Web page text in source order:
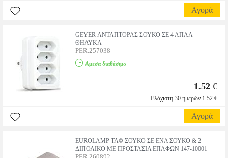
Αγορά
GEYER ΑΝΤΑΠΤΟΡΑΣ ΣΟΥΚΟ ΣΕ 4 ΑΠΛΑ
ΘΗΛΥΚΑ
PER.257038
Αμεσα διαθέσιμο
1.52 €
Ελάχιστη 30 ημερών 1.52 €
Αγορά
EUROLAMP ΤΑΦ ΣΟΥΚΟ ΣE ΕΝΑ ΣΟΥΚΟ & 2
ΔΙΠΟΛΙΚΟ ΜΕ ΠΡΟΣΤΑΣΙΑ ΕΠΑΦΩΝ 147-10001